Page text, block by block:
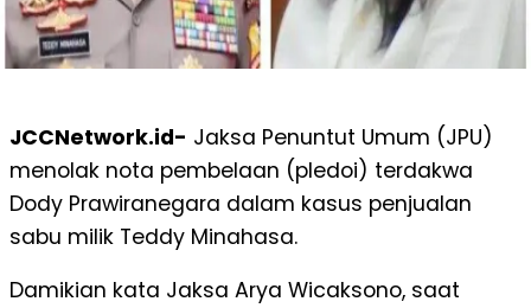
JCCNetwork.id- Jaksa Penuntut Umum (JPU)
menolak nota pembelaan (pledoi) terdakwa
Dody Prawiranegara dalam kasus penjualan
sabu milik Teddy Minahasa.
Damikian kata Jaksa Arya Wicaksono, saat